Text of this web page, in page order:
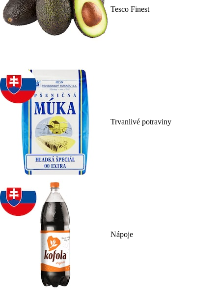
Tesco Finest
Trvanlivé potraviny
Nápoje